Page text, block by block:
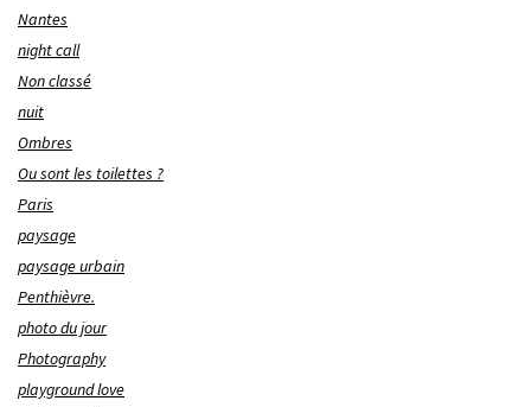
Nantes
night call
Non classé
nuit
Ombres
Ou sont les toilettes ?
Paris
paysage
paysage urbain
Penthièvre.
photo du jour
Photography
playground love